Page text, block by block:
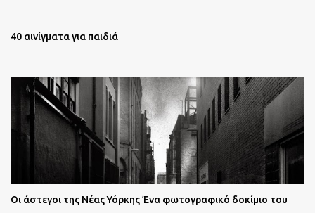
40 αινίγματα για παιδιά
Oι άστεγοι της Νέας Υόρκης Ένα φωτογραφικό δοκίμιο του